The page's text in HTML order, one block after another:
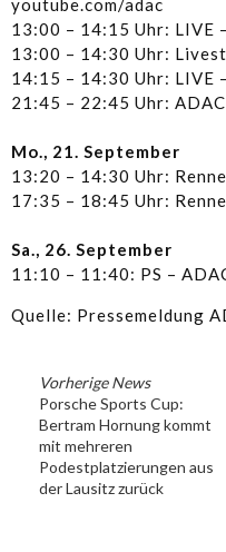
youtube.com/adac
13:00 – 14:15 Uhr: LIVE
13:00 – 14:30 Uhr:
14:15 – 14:30 Uhr: LIVE
21:45 – 22:45 Uhr:
Mo., 21. September
13:20 – 14:30 Uhr:
17:35 – 18:45 Uhr:
Sa., 26. September
11:10 – 11:40: PS –
Quelle: Pressemeldung
Vorherige News
Porsche Sports Cup:
Bertram Hornung kommt
mit mehreren
Podestplatzierungen aus
der Lausitz zurück